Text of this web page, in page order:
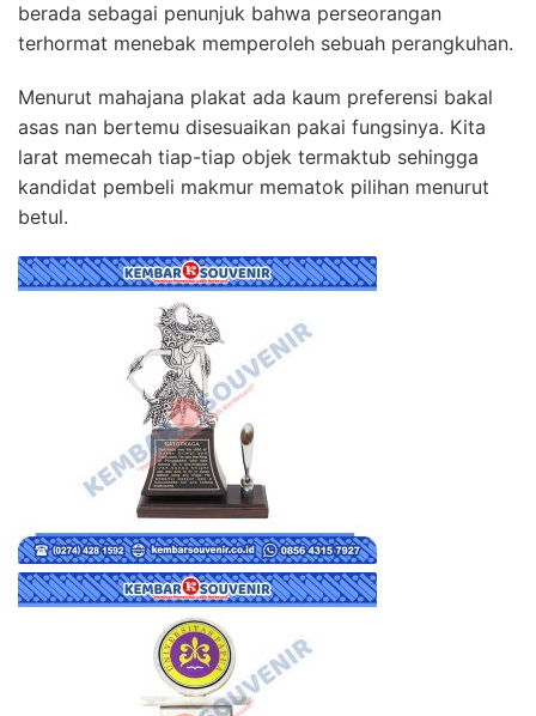
berada sebagai penunjuk bahwa perseorangan
terhormat menebak memperoleh sebuah perangkuhan.
Menurut mahajana plakat ada kaum preferensi bakal
asas nan bertemu disesuaikan pakai fungsinya. Kita
larat memecah tiap-tiap objek termaktub sehingga
kandidat pembeli makmur mematok pilihan menurut
betul.